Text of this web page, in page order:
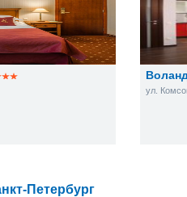
ул.
Петербург